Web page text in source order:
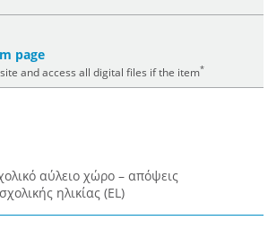
page
and access all digital files if the item*
αύλειο χώρο – απόψεις
ηλικίας (EL)